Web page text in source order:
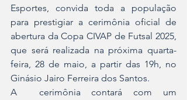
Esportes, convida toda a população
para prestigiar a cerimônia oficial de
abertura da Copa CIVAP de Futsal 2025,
que será realizada na próxima quarta-
feira, 28 de maio, a partir das 19h, no
Ginásio Jairo Ferreira dos Santos.
A  cerimônia contará com um